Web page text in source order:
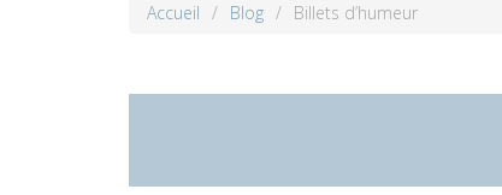
Accueil / Blog / Billets d’humeur